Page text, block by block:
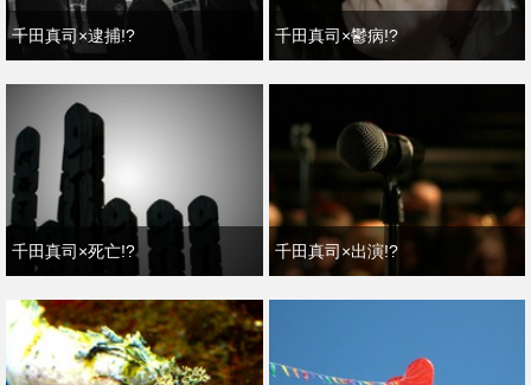
千田真司×逮捕!? 千田真司×鬱病!?
千田真司×死亡!? 千田真司×出演!?